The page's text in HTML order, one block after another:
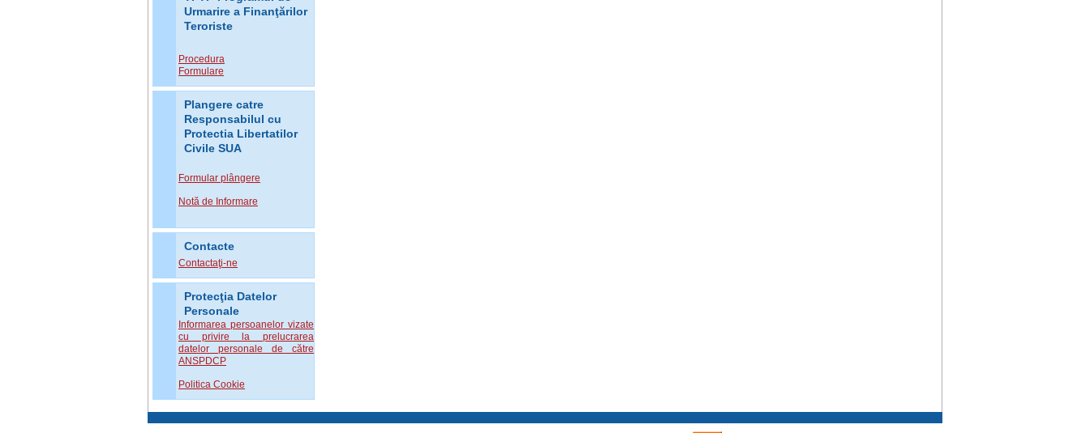
Urmarire a Finanţărilor
Teroriste
Procedura
Formulare
Plangere catre
Responsabilul cu
Protectia Libertatilor
Civile SUA
Formular plângere
Notă de Informare
Contacte
Contactaţi-ne
Protecţia Datelor
Personale
Informarea persoanelor vizate
cu privire la prelucrarea
datelor personale de către
ANSPDCP
Politica Cookie